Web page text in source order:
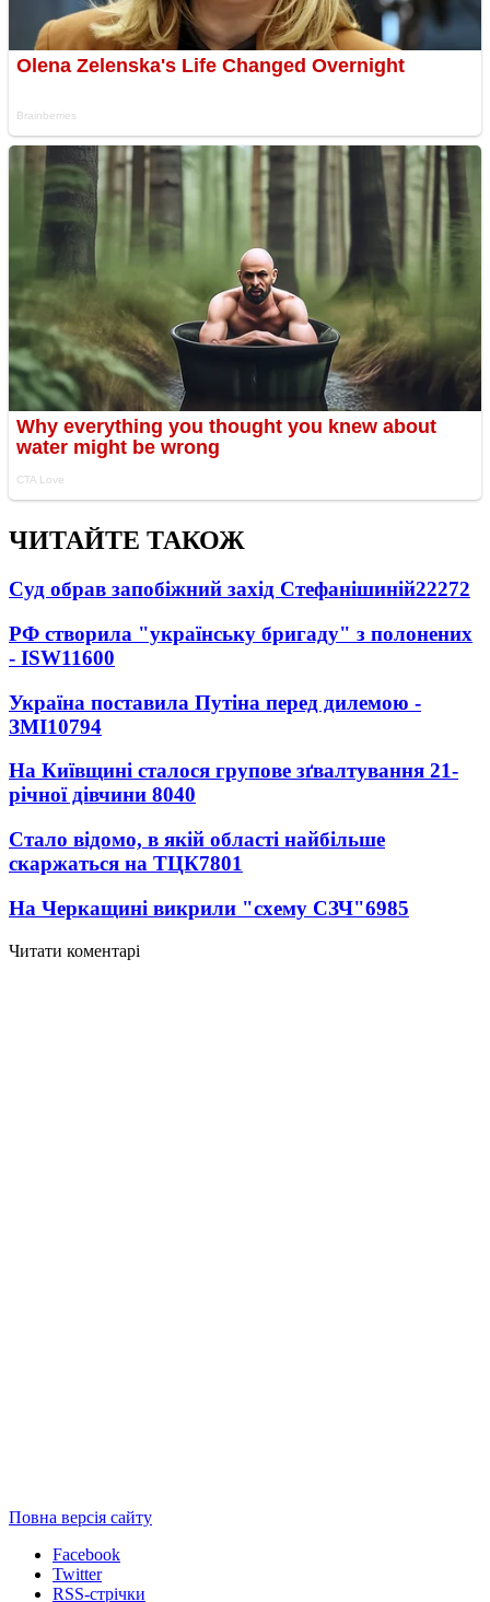
ЧИТАЙТЕ ТАКОЖ
Суд обрав запобіжний захід Стефанішиній22272
РФ створила "українську бригаду" з полонених
- ISW11600
Україна поставила Путіна перед дилемою -
ЗМІ10794
На Київщині сталося групове зґвалтування 21-
річної дівчини 8040
Стало відомо, в якій області найбільше
скаржаться на ТЦК7801
На Черкащині викрили "схему СЗЧ"6985
Читати коментарі
Повна версія сайту
Facebook
Twitter
RSS-стрічки